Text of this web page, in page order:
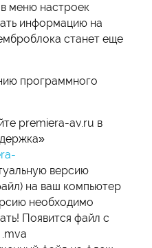
меню настроек
информацию на
станет еще
программного
premiera-av.ru в
версию
на ваш компьютер
необходимо
Появится файл с